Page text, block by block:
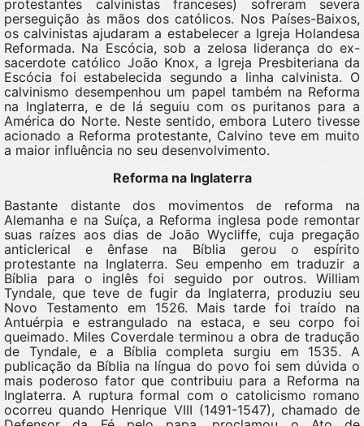
protestantes calvinistas franceses) sofreram severa
perseguição às mãos dos católicos. Nos Países-Baixos,
os calvinistas ajudaram a estabelecer a Igreja Holandesa
Reformada. Na Escócia, sob a zelosa liderança do ex-
sacerdote católico João Knox, a Igreja Presbiteriana da
Escócia foi estabelecida segundo a linha calvinista. O
calvinismo desempenhou um papel também na Reforma
na Inglaterra, e de lá seguiu com os puritanos para a
América do Norte. Neste sentido, embora Lutero tivesse
acionado a Reforma protestante, Calvino teve em muito
a maior influência no seu desenvolvimento.
Reforma na Inglaterra
Bastante distante dos movimentos de reforma na
Alemanha e na Suíça, a Reforma inglesa pode remontar
suas raízes aos dias de João Wycliffe, cuja pregação
anticlerical e ênfase na Bíblia gerou o espírito
protestante na Inglaterra. Seu empenho em traduzir a
Bíblia para o inglês foi seguido por outros. William
Tyndale, que teve de fugir da Inglaterra, produziu seu
Novo Testamento em 1526. Mais tarde foi traído na
Antuérpia e estrangulado na estaca, e seu corpo foi
queimado. Miles Coverdale terminou a obra de tradução
de Tyndale, e a Bíblia completa surgiu em 1535. A
publicação da Bíblia na língua do povo foi sem dúvida o
mais poderoso fator que contribuiu para a Reforma na
Inglaterra. A ruptura formal com o catolicismo romano
ocorreu quando Henrique VIII (1491-1547), chamado de